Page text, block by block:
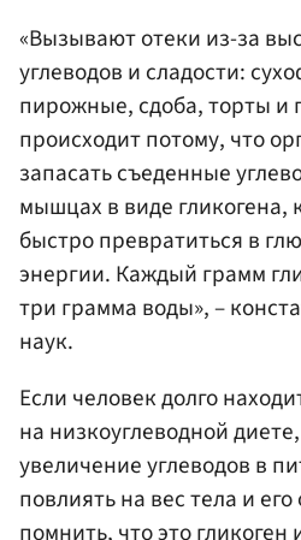
«Вызывают отеки из-за
углеводов и сладости:
пирожные, сдоба, торты и
происходит потому, что
запасать съеденные
мышцах в виде гликогена,
быстро превратиться в
энергии. Каждый грамм
три грамма воды», –
наук.
Если человек долго
на низкоуглеводной
увеличение углеводов в
повлиять на вес тела и
помнить, что это